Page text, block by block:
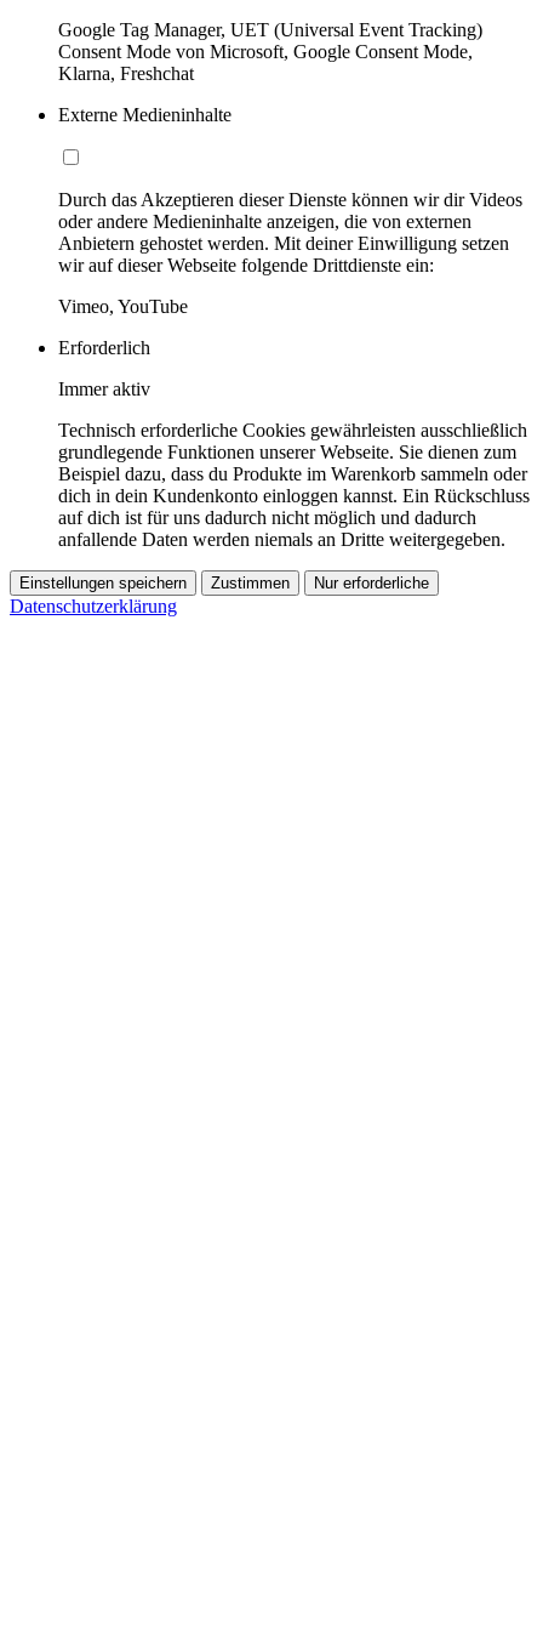
Google Tag Manager, UET (Universal Event Tracking)
Consent Mode von Microsoft, Google Consent Mode,
Klarna, Freshchat
Externe Medieninhalte
Durch das Akzeptieren dieser Dienste können wir dir Videos
oder andere Medieninhalte anzeigen, die von externen
Anbietern gehostet werden. Mit deiner Einwilligung setzen
wir auf dieser Webseite folgende Drittdienste ein:
Vimeo, YouTube
Erforderlich
Immer aktiv
Technisch erforderliche Cookies gewährleisten ausschließlich
grundlegende Funktionen unserer Webseite. Sie dienen zum
Beispiel dazu, dass du Produkte im Warenkorb sammeln oder
dich in dein Kundenkonto einloggen kannst. Ein Rückschluss
auf dich ist für uns dadurch nicht möglich und dadurch
anfallende Daten werden niemals an Dritte weitergegeben.
Einstellungen speichern Zustimmen Nur erforderliche
Datenschutzerklärung